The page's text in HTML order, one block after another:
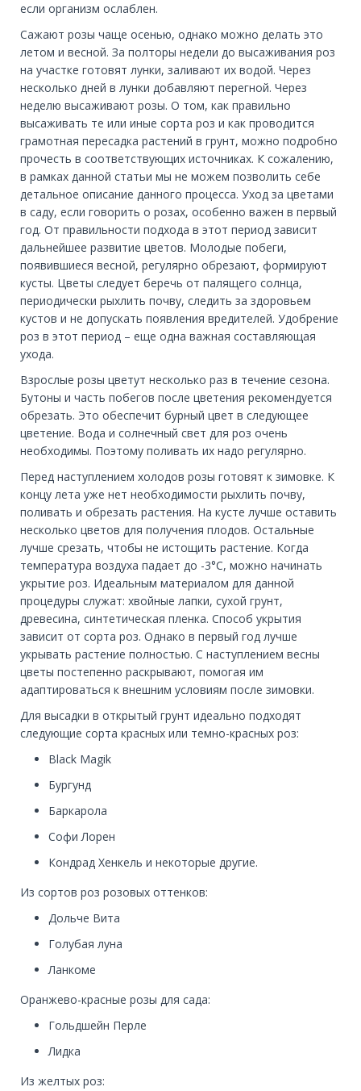
если организм ослаблен.
Сажают розы чаще осенью, однако можно делать это
летом и весной. За полторы недели до высаживания роз
на участке готовят лунки, заливают их водой. Через
несколько дней в лунки добавляют перегной. Через
неделю высаживают розы. О том, как правильно
высаживать те или иные сорта роз и как проводится
грамотная пересадка растений в грунт, можно подробно
прочесть в соответствующих источниках. К сожалению,
в рамках данной статьи мы не можем позволить себе
детальное описание данного процесса. Уход за цветами
в саду, если говорить о розах, особенно важен в первый
год. От правильности подхода в этот период зависит
дальнейшее развитие цветов. Молодые побеги,
появившиеся весной, регулярно обрезают, формируют
кусты. Цветы следует беречь от палящего солнца,
периодически рыхлить почву, следить за здоровьем
кустов и не допускать появления вредителей. Удобрение
роз в этот период – еще одна важная составляющая
ухода.
Взрослые розы цветут несколько раз в течение сезона.
Бутоны и часть побегов после цветения рекомендуется
обрезать. Это обеспечит бурный цвет в следующее
цветение. Вода и солнечный свет для роз очень
необходимы. Поэтому поливать их надо регулярно.
Перед наступлением холодов розы готовят к зимовке. К
концу лета уже нет необходимости рыхлить почву,
поливать и обрезать растения. На кусте лучше оставить
несколько цветов для получения плодов. Остальные
лучше срезать, чтобы не истощить растение. Когда
температура воздуха падает до -3°С, можно начинать
укрытие роз. Идеальным материалом для данной
процедуры служат: хвойные лапки, сухой грунт,
древесина, синтетическая пленка. Способ укрытия
зависит от сорта роз. Однако в первый год лучше
укрывать растение полностью. С наступлением весны
цветы постепенно раскрывают, помогая им
адаптироваться к внешним условиям после зимовки.
Для высадки в открытый грунт идеально подходят
следующие сорта красных или темно-красных роз:
Black Magik
Бургунд
Баркарола
Софи Лорен
Кондрад Хенкель и некоторые другие.
Из сортов роз розовых оттенков:
Дольче Вита
Голубая луна
Ланкоме
Оранжево-красные розы для сада:
Гольдшейн Перле
Лидка
Из желтых роз: